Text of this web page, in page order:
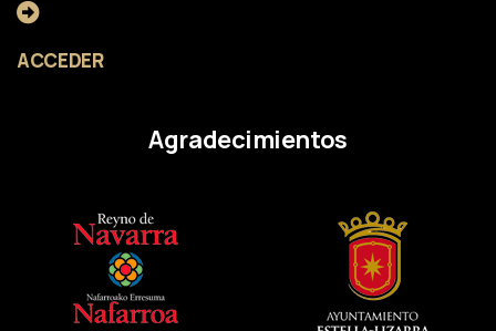
ACCEDER
Agradecimientos